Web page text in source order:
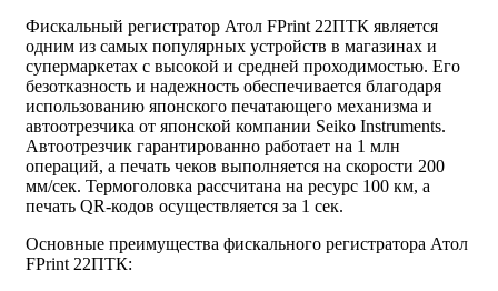
Фискальный регистратор Атол FPrint 22ПТК является
одним из самых популярных устройств в магазинах и
супермаркетах с высокой и средней проходимостью. Его
безотказность и надежность обеспечивается благодаря
использованию японского печатающего механизма и
автоотрезчика от японской компании Seiko Instruments.
Автоотрезчик гарантированно работает на 1 млн
операций, а печать чеков выполняется на скорости 200
мм/сек. Термоголовка рассчитана на ресурс 100 км, а
печать QR-кодов осуществляется за 1 сек.
Основные преимущества фискального регистратора Атол
FPrint 22ПТК: